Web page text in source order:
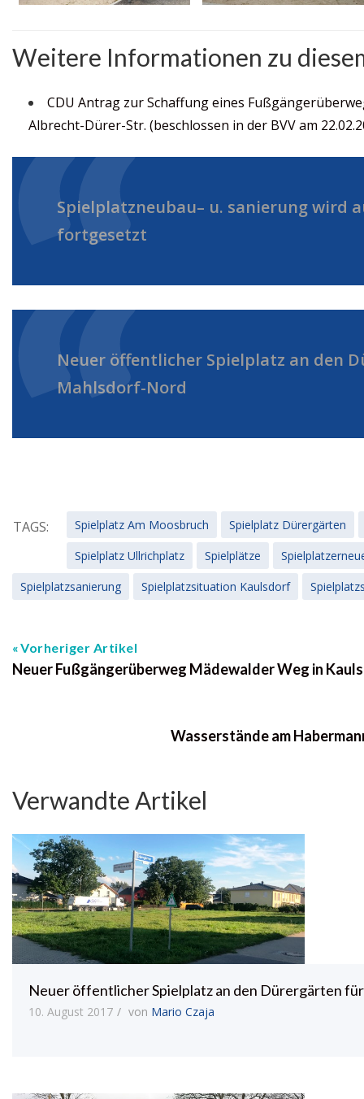
Weitere Informationen zu
CDU Antrag zur Schaffung eines
Albrecht-Dürer-Str. (beschlossen in der BVV am
Spielplatzneubau– u. sanierung wird
fortgesetzt
Neuer öffentlicher Spielplatz an den
Mahlsdorf-Nord
TAGS: Spielplatz Am Moosbruch
Spielplatz Dürergärten
Spielplatz Ullrichplatz
Spielplätze
Spielplatzsanierung
Spielplatzsituation Kaulsdorf
Vorheriger Artikel
Neuer Fußgängerüberweg Mädewalder Weg in
Wasserstände am
Verwandte Artikel
Neuer öffentlicher Spielplatz an den Dürergärten
10. August 2017 von Mario Czaja